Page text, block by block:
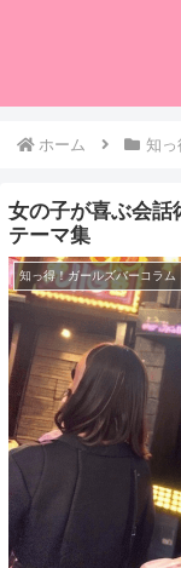
ホーム 知っ
女の子が喜ぶ会話
テーマ集
知っ得！ガールズバーコラム